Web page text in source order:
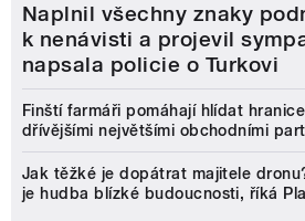
Naplnil všechny znaky
k nenávisti a projevil
napsala policie o Turkovi
Finští farmáři pomáhají hlídat
dřívějšími největšími obchodními
Jak těžké je dopátrat majitele
je hudba blízké budoucnosti, říká